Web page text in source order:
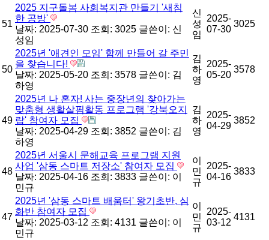
51
2025 지구돌봄 사회복지관 만들기 '새침
한 공방'
날짜: 2025-07-30 조회: 3025 글쓴이: 신
성임
신
성
임
2025-
07-30
3025
50
2025년 '애견인 모임' 함께 만들어 갈 주민
을 찾습니다!
날짜: 2025-05-20 조회: 3578 글쓴이: 김
하영
김
하
영
2025-
05-20
3578
49
2025년 나 혼자! 사는 중장년의 찾아가는
맞춤형 생활살핌활동 프로그램 '강북오지
랍' 참여자 모집
날짜: 2025-04-29 조회: 3852 글쓴이: 김
하영
김
하
영
2025-
04-29
3852
48
2025년 서울시 문해교육 프로그램 지원
사업 '삼동 스마트 저장소' 참여자 모집
날짜: 2025-04-16 조회: 3833 글쓴이: 이
민규
이
민
규
2025-
04-16
3833
47
2025년 '삼동 스마트 배움터' 왕기초반, 심
화반 참여자 모집
날짜: 2025-03-12 조회: 4131 글쓴이: 이
민규
이
민
규
2025-
03-12
4131